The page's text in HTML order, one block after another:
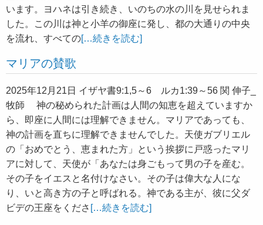
います。ヨハネは引き続き、いのちの水の川を見せられま
した。この川は神と小羊の御座に発し、都の大通りの中央
を流れ、すべての[…続きを読む]
マリアの賛歌
2025年12月21日 イザヤ書9:1,5～6 ルカ1:39～56 関 伸子_
牧師 神の秘められた計画は人間の知恵を超えていますか
ら、即座に人間には理解できません。マリアであっても、
神の計画を直ちに理解できませんでした。天使ガブリエル
の「おめでとう、恵まれた方」という挨拶に戸惑ったマリ
アに対して、天使が「あなたは身ごもって男の子を産む。
その子をイエスと名付けなさい。その子は偉大な人にな
り、いと高き方の子と呼ばれる。神である主が、彼に父ダ
ビデの王座をくださ […続きを読む]